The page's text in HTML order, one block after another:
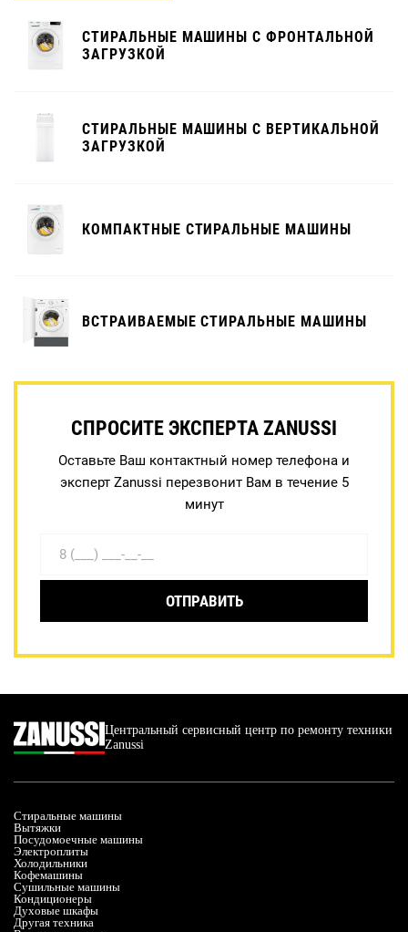
СТИРАЛЬНЫЕ МАШИНЫ С ФРОНТАЛЬНОЙ
ЗАГРУЗКОЙ
СТИРАЛЬНЫЕ МАШИНЫ С ВЕРТИКАЛЬНОЙ
ЗАГРУЗКОЙ
КОМПАКТНЫЕ СТИРАЛЬНЫЕ МАШИНЫ
ВСТРАИВАЕМЫЕ СТИРАЛЬНЫЕ МАШИНЫ
СПРОСИТЕ ЭКСПЕРТА ZANUSSI
Оставьте Ваш контактный номер телефона и
эксперт Zanussi перезвонит Вам в течение 5
минут
ОТПРАВИТЬ
Центральный сервисный центр по ремонту техники
Zanussi
Стиральные машины
Вытяжки
Посудомоечные машины
Электроплиты
Холодильники
Кофемашины
Сушильные машины
Кондиционеры
Духовые шкафы
Другая техника